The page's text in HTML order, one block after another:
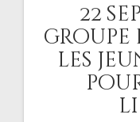
22
groupe
les